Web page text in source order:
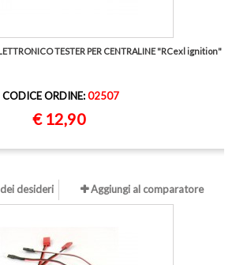
TESTER PER CENTRALINE "RCexl ignition"
CODICE ORDINE:02507
€ 12,90
desideri Aggiungi al comparatore